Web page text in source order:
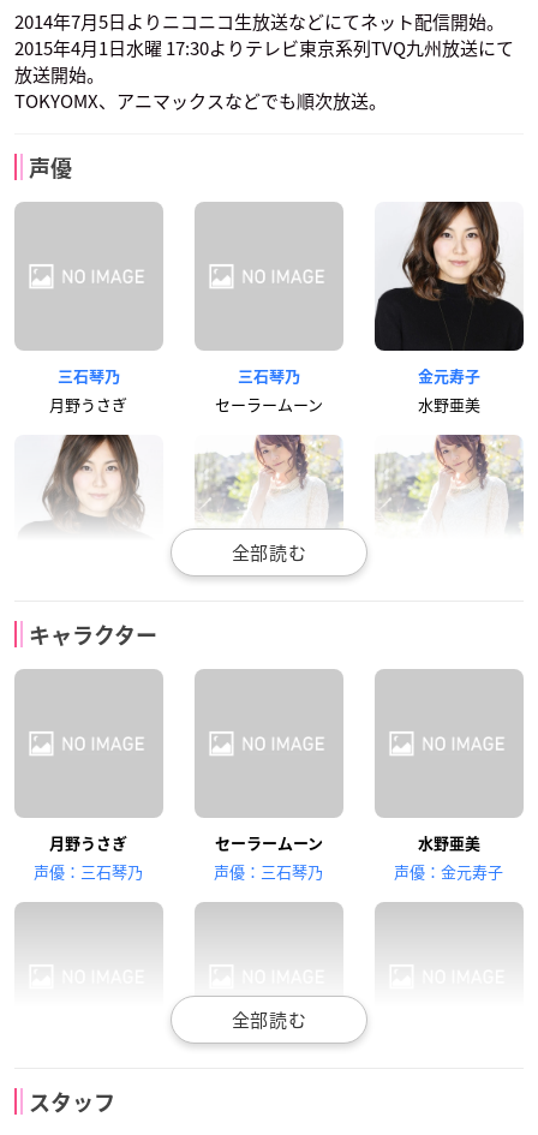
2014年7月5日よりニコニコ生放送などにてネット配信開始。
2015年4月1日水曜 17:30よりテレビ東京系列TVQ九州放送にて
放送開始。
TOKYOMX、アニマックスなどでも順次放送。
声優
三石琴乃
月野うさぎ
三石琴乃
セーラームーン
金元寿子
水野亜美
セーラーマーキュリ
小清水亜美 小清水亜美 伊藤静
伊藤静
キャラクター
月野うさぎ
声優：三石琴乃
セーラームーン
声優：三石琴乃
水野亜美
声優：金元寿子
ー
スタッフ